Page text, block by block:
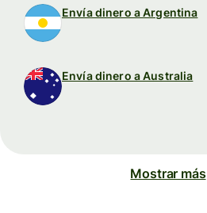
Envía dinero a Argentina
Envía dinero a Australia
Mostrar más